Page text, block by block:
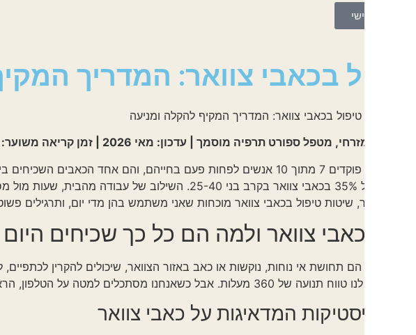
בכאבי צוואר: המדריך המקיף
טיפול בכאבי צוואר: המדריך המקיף להקלה ומניעה
ספורט תרפיה מוסמך | עדכון: מאי 2026 | זמן קריאה משוער: 12 דקות
דרמטית של 35% בכאבי צוואר בקרב בני 25-40. השילוב של
שיטות טיפול בכאבי צוואר מוכחות שאני משתמש בהן מדי יום, ותרגילים פשוטים נגד
צוואר ולמה הם כל כך שכיחים היום
מסתכלים למטה על הטלפון, הראש נוטה קדימה ויוצר עומס של עד
המדאיגות על כאבי צוואר